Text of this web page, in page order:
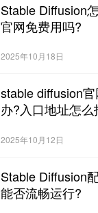
Stable Diffusion
官网免费用吗?
2025年10月18日
stable diffusion
办?入口地址怎么
2025年10月12日
Stable Diffusion
能否流畅运行?